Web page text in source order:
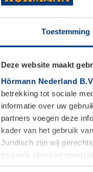
Toestemming
Deze website maakt
Hörmann Nederland
betrekking tot sociale
informatie over uw
partners voegen deze
kader van het gebruik
Juridisch zijn wij
pagina's absoluut
elk moment bij de uitleg